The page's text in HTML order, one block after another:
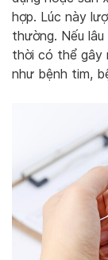
hợp. Lúc này
thường. Nếu
thời có thể gây
như bệnh tim,